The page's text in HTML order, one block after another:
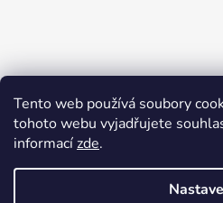
Tento web používá soubory
tohoto webu vyjadřujete
informacízde.
Jak nakupovat
Podpoř nás na YouTube